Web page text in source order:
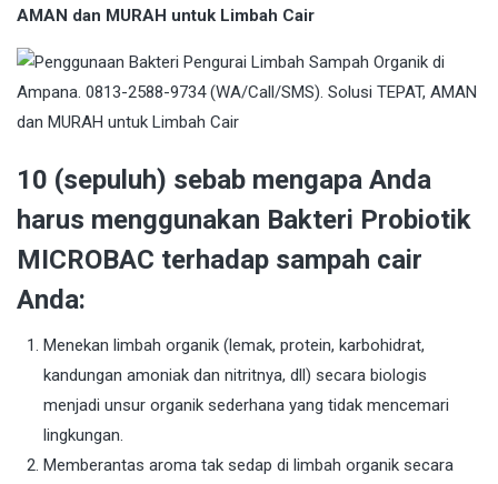
AMAN dan MURAH untuk Limbah Cair
10 (sepuluh) sebab mengapa Anda
harus menggunakan Bakteri Probiotik
MICROBAC terhadap sampah cair
Anda:
Menekan limbah organik (lemak, protein, karbohidrat,
kandungan amoniak dan nitritnya, dll) secara biologis
menjadi unsur organik sederhana yang tidak mencemari
lingkungan.
Memberantas aroma tak sedap di limbah organik secara